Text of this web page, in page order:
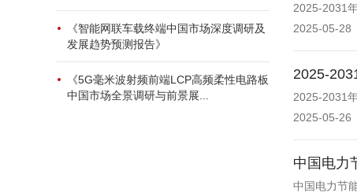
《智能网联车载终端中国市场深度调研及
发展趋势预测报告》
《5G毫米波射频前端LCP高频柔性电路板
中国市场全景调研与前景展...
2025-2031
2025-05-28
2025-
2025-2031
2025-05-26
中国电力
中国电力节